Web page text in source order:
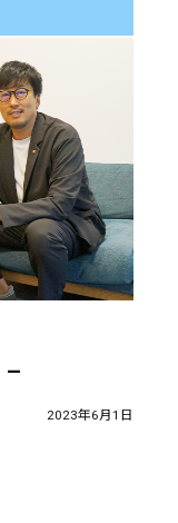
–
2023年6月1日